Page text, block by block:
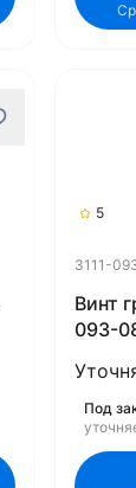
5
3111-
Винт
093-
Под